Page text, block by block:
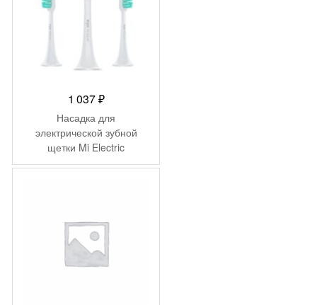
1 037₽
Насадка для
электрической зубной
щетки Mi Electric
Toothbrush Head (3-pack,